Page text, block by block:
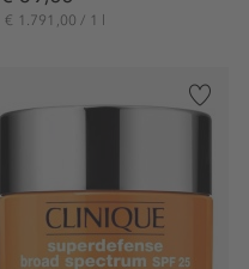
€ 1.791,00 / 1 l